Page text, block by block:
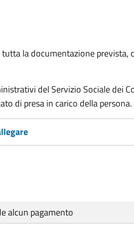
la documentazione prevista,
del Servizio Sociale dei
di presa in carico della persona.
alcun pagamento